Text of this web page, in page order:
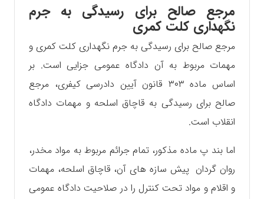
مرجع صالح برای رسیدگی به جرم
نگهداری کلت کمری
مرجع صالح برای رسیدگی به جرم نگهداری کلت کمری و
مهمات مربوط به آن دادگاه عمومی جزایی است. بر
اساس ماده ۳۰۳ قانون آیین دادرسی کیفری، مرجع
صالح برای رسیدگی به قاچاق اسلحه و مهمات دادگاه
انقلاب است.
اما بند پ ماده مذکور، تمام جرائم مربوط به مواد مخدر،
روان گردان پیش سازه های آن، قاچاق اسلحه، مهمات
و اقلام و مواد تحت کنترل را در صلاحیت دادگاه عمومی